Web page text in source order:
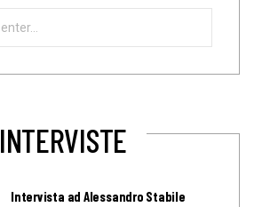
INTERVISTE
Intervista ad Alessandro Stabile